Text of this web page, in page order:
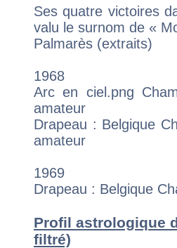
Ses quatre victoires
valu le surnom de «
Palmarès (extraits)
1968
Arc en ciel.png
amateur
Drapeau : Belgique
amateur
1969
Drapeau : Belgique
Profil astrologique
filtré)